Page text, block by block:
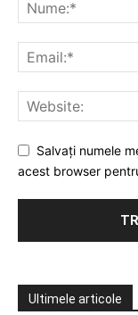
Salvați numele
acest browser
Ultimele articole